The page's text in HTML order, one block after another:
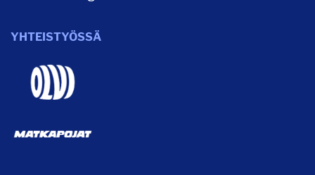
YHTEISTYÖSSÄ